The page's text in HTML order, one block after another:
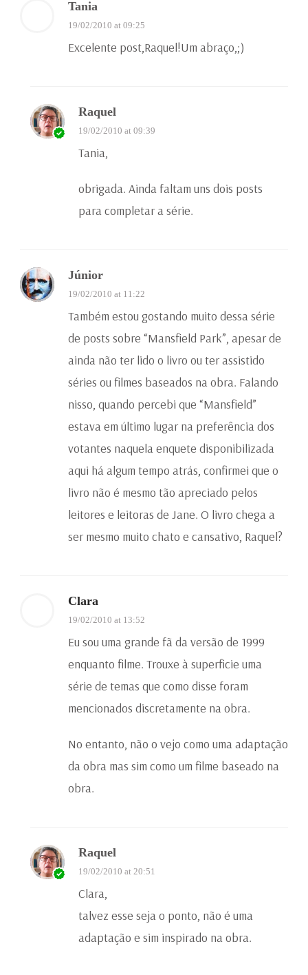
Tania
19/02/2010 at 09:25
Excelente post,Raquel!Um abraço,;)
Raquel
19/02/2010 at 09:39
Tania,
obrigada. Ainda faltam uns dois posts
para completar a série.
Júnior
19/02/2010 at 11:22
Também estou gostando muito dessa série
de posts sobre “Mansfield Park”, apesar de
ainda não ter lido o livro ou ter assistido
séries ou filmes baseados na obra. Falando
nisso, quando percebi que “Mansfield”
estava em último lugar na preferência dos
votantes naquela enquete disponibilizada
aqui há algum tempo atrás, confirmei que o
livro não é mesmo tão apreciado pelos
leitores e leitoras de Jane. O livro chega a
ser mesmo muito chato e cansativo, Raquel?
Clara
19/02/2010 at 13:52
Eu sou uma grande fã da versão de 1999
enquanto filme. Trouxe à superficie uma
série de temas que como disse foram
mencionados discretamente na obra.
No entanto, não o vejo como uma adaptação
da obra mas sim como um filme baseado na
obra.
Raquel
19/02/2010 at 20:51
Clara,
talvez esse seja o ponto, não é uma
adaptação e sim inspirado na obra.